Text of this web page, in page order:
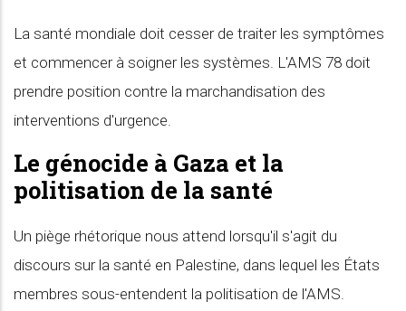
La santé mondiale doit cesser de traiter les symptômes
et commencer à soigner les systèmes. L'AMS 78 doit
prendre position contre la marchandisation des
interventions d'urgence.
Le génocide à Gaza et la
politisation de la santé
Un piège rhétorique nous attend lorsqu'il s'agit du
discours sur la santé en Palestine, dans lequel les États
membres sous-entendent la politisation de l'AMS.